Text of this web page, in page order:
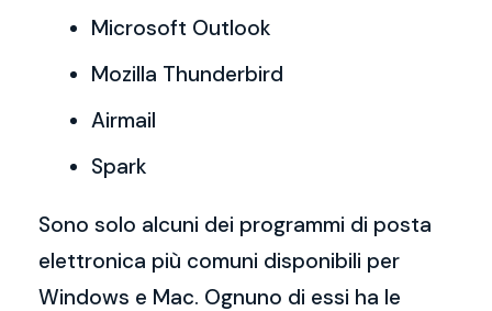
Microsoft Outlook
Mozilla Thunderbird
Airmail
Spark
Sono solo alcuni dei programmi di posta
elettronica più comuni disponibili per
Windows e Mac. Ognuno di essi ha le